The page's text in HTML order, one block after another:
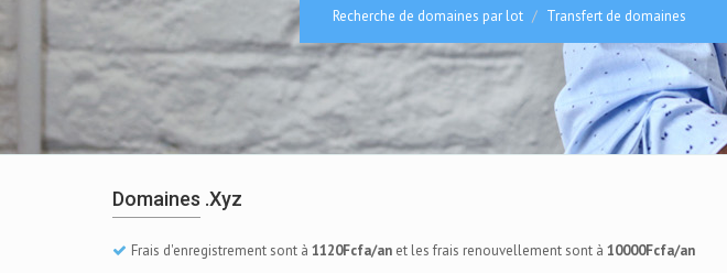
Recherche de domaines par lot Transfert de domaines
Domaines .xyz
Frais d'enregistrement sont à 1120Fcfa/an et les frais renouvellement sont à 10000Fcfa/an